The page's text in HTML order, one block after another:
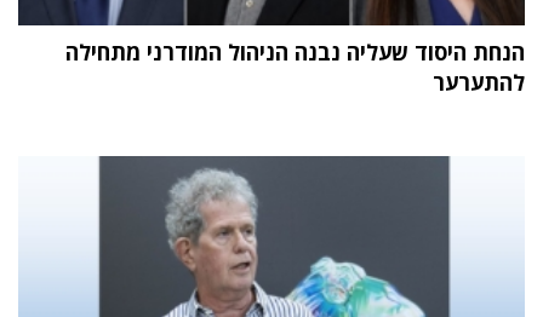
הנחת היסוד שעליה נבנה הניהול המודרני מתחילה
להתערער